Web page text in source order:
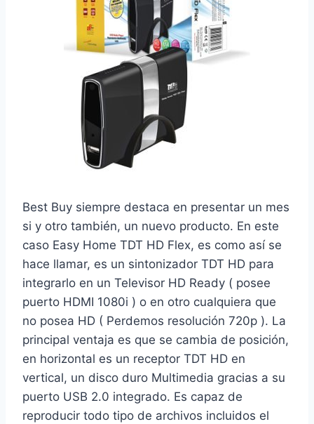
Best Buy siempre destaca en presentar un mes
si y otro también, un nuevo producto. En este
caso Easy Home TDT HD Flex, es como así se
hace llamar, es un sintonizador TDT HD para
integrarlo en un Televisor HD Ready ( posee
puerto HDMI 1080i ) o en otro cualquiera que
no posea HD ( Perdemos resolución 720p ). La
principal ventaja es que se cambia de posición,
en horizontal es un receptor TDT HD en
vertical, un disco duro Multimedia gracias a su
puerto USB 2.0 integrado. Es capaz de
reproducir todo tipo de archivos incluidos el